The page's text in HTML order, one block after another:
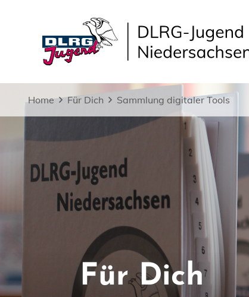
Home Für Dich Sammlung digitaler Tools
Für Dich
Für Dich